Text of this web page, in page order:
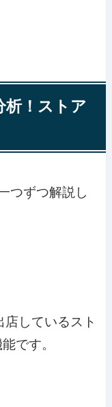
析！ストア
つずつ解説し
しているスト
です。